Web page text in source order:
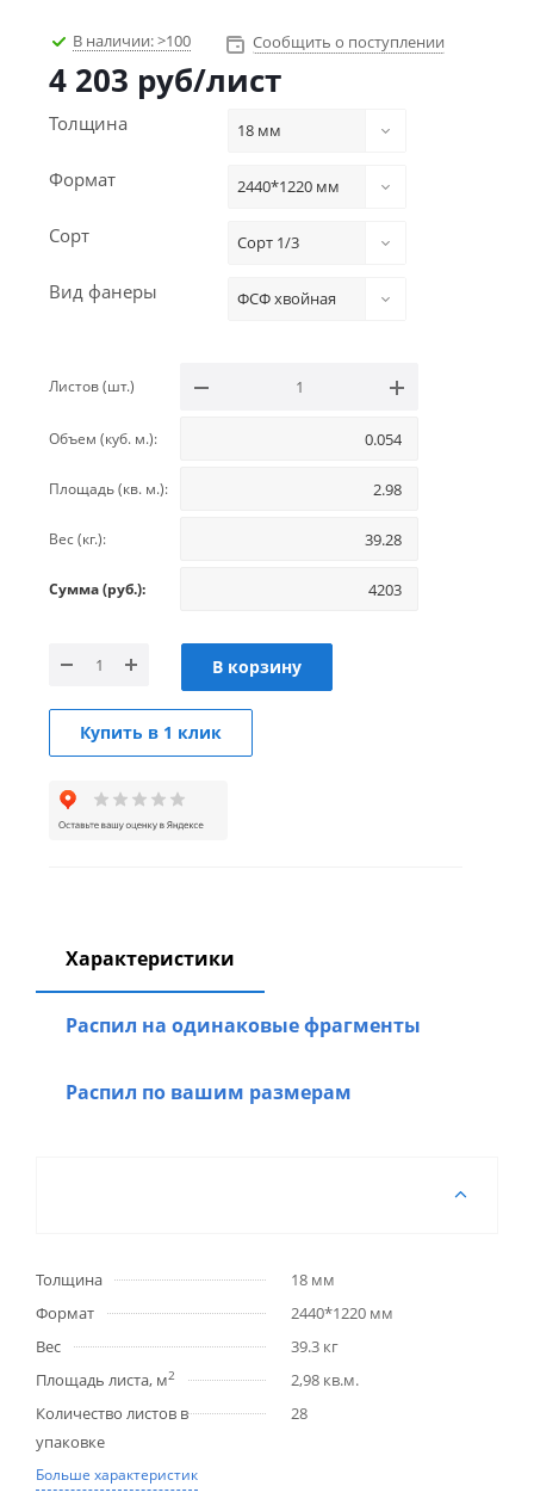
В наличии:>100 Сообщить о поступлении
4 203 руб/лист
Толщина 18 мм
Формат 2440*1220 мм
Сорт Сорт 1/3
Вид фанеры ФСФ хвойная
Листов (шт.)
Объем (куб. м.):
Площадь (кв. м.):
Вес (кг.):
Сумма (руб.):
В корзину
Купить в 1 клик
Характеристики
Распил на одинаковые фрагменты
Распил по вашим размерам
Толщина
18 мм
Формат
2440*1220 мм
Вес
39.3 кг
Площадь листа, м2
2,98 кв.м.
Количество листов в
упаковке
28
Больше характеристик